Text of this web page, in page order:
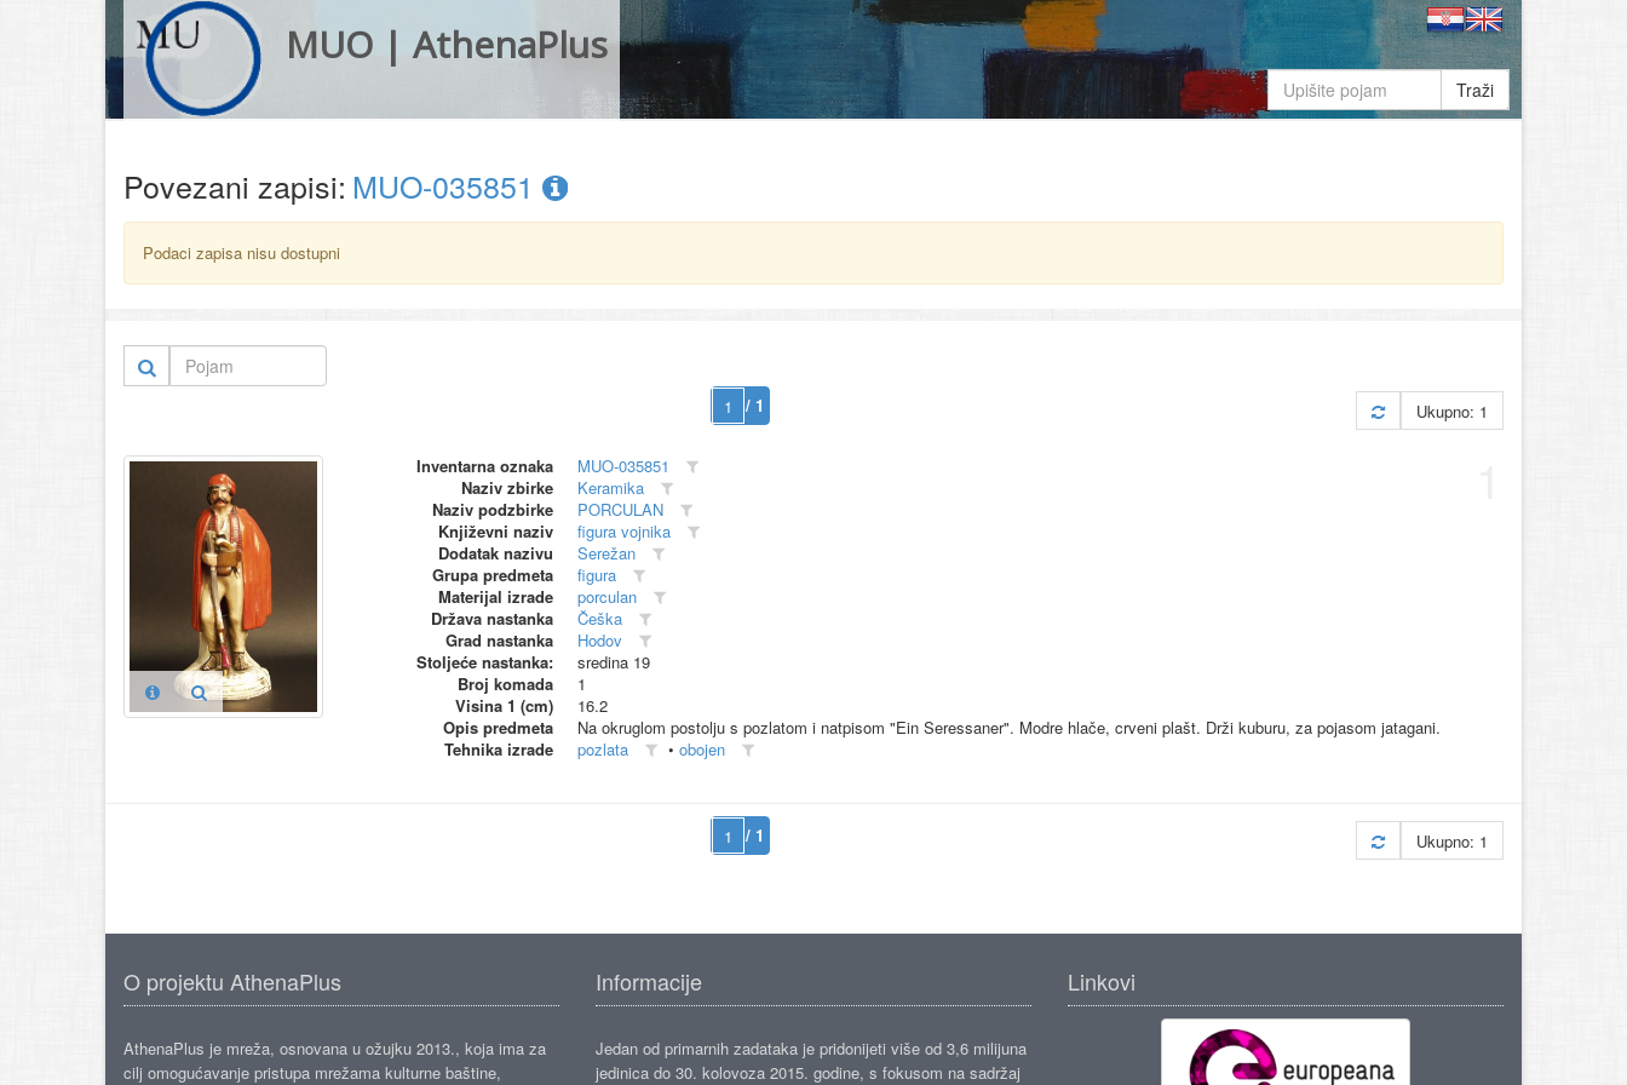
MUO | AthenaPlus
Traži
Povezani zapisi: MUO-035851
Podaci zapisa nisu dostupni
/ 1 Ukupno: 1
Inventarna oznaka
MUO-035851
Naziv zbirke
Keramika
Naziv podzbirke
PORCULAN
Književni naziv
figura vojnika
Dodatak nazivu
Serežan
Grupa predmeta
figura
Materijal izrade
porculan
Država nastanka
Češka
Grad nastanka
Hodov
Stoljeće nastanka:
sredina 19
Broj komada
1
Visina 1 (cm)
16.2
Opis predmeta
Na okruglom postolju s pozlatom i natpisom "Ein Seressaner". Modre hlače, crveni plašt. Drži kuburu, za pojasom jatagani.
Tehnika izrade
pozlata • obojen
/ 1 Ukupno: 1
O projektu AthenaPlus
AthenaPlus je mreža, osnovana u ožujku 2013., koja ima za
cilj omogućavanje pristupa mrežama kulturne baštine,
Informacije
Jedan od primarnih zadataka je pridonijeti više od 3,6 milijuna
jedinica do 30. kolovoza 2015. godine, s fokusom na sadržaj
Linkovi